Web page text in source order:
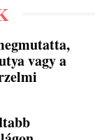
vagy a